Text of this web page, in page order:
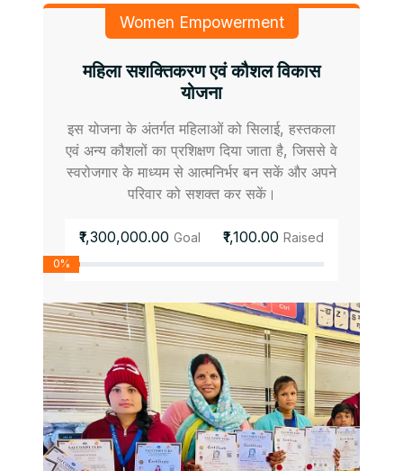
Women Empowerment
महिला सशक्तिकरण एवं कौशल विकास
योजना
इस योजना के अंतर्गत महिलाओं को सिलाई, हस्तकला
एवं अन्य कौशलों का प्रशिक्षण दिया जाता है, जिससे वे
स्वरोजगार के माध्यम से आत्मनिर्भर बन सकें और अपने
परिवार को सशक्त कर सकें।
₹1,300,000.00 Goal ₹1,100.00 Raised
0%